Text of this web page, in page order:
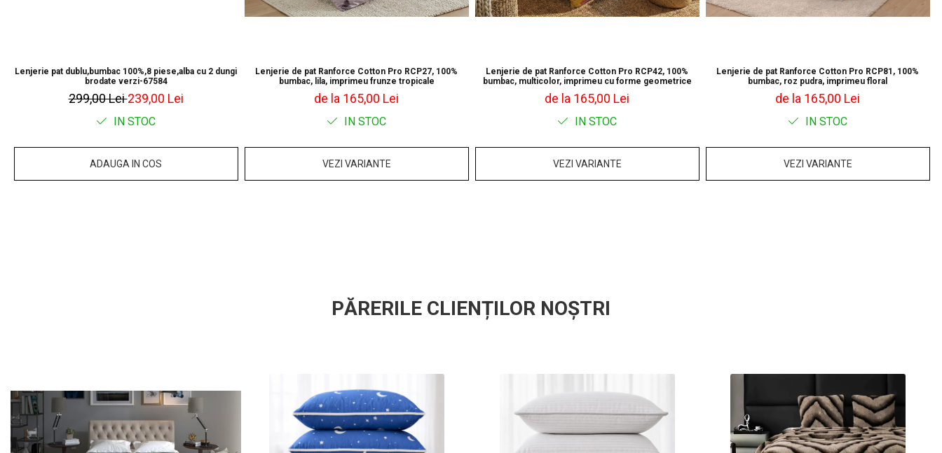
Lenjerie pat dublu,bumbac 100%,8 piese,alba cu 2 dungi
brodate verzi-67584
299,00 Lei239,00 Lei
IN STOC
ADAUGA IN COS
Lenjerie de pat Ranforce Cotton Pro RCP27, 100%
bumbac, lila, imprimeu frunze tropicale
de la 165,00 Lei
IN STOC
VEZI VARIANTE
Lenjerie de pat Ranforce Cotton Pro RCP42, 100%
bumbac, multicolor, imprimeu cu forme geometrice
de la 165,00 Lei
IN STOC
VEZI VARIANTE
Lenjerie de pat Ranforce Cotton Pro RCP81, 100%
bumbac, roz pudra, imprimeu floral
de la 165,00 Lei
IN STOC
VEZI VARIANTE
PĂRERILE CLIENȚILOR NOȘTRI